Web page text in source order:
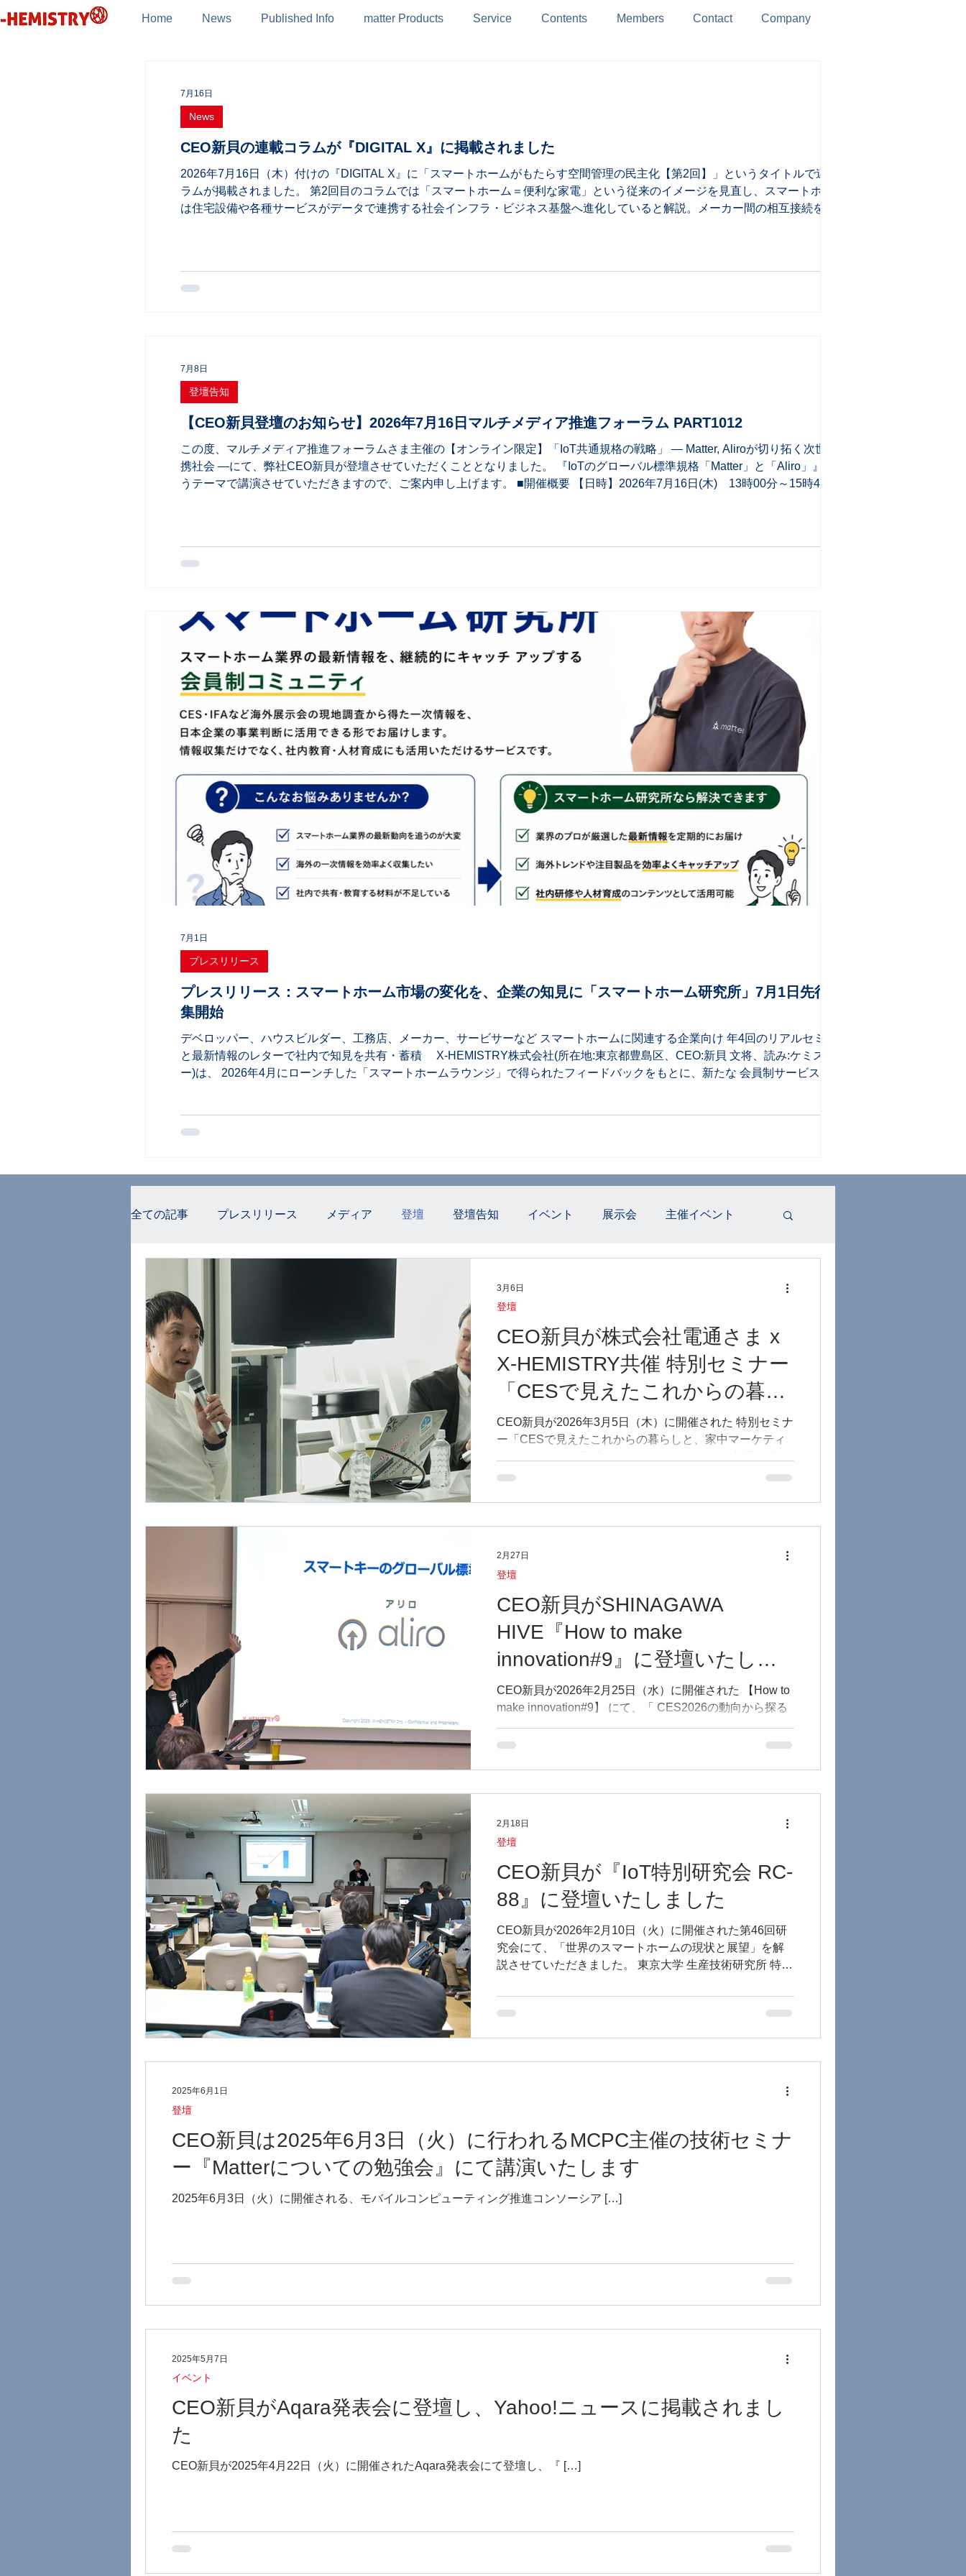
Home News Published Info matter Products Service Contents Members Contact Company
CEO新貝の連載コラムが『DIGITAL X』に掲載されました
2026年7月16日（木）付けの『DIGITAL X』に「スマートホームがもたらす空間管理の民主化【第2回】」というタイトルで連載コ
ラムが掲載されました。 第2回目のコラムでは「スマートホーム＝便利な家電」という従来のイメージを見直し、スマートホーム
は住宅設備や各種サービスがデータで連携する社会インフラ・ビジネス基盤へ進化していると解説。メーカー間の相互接続を可能
https://dcross.impress.co.jp/docs/column/column20260527/004718.html 弊社はスマートホーム業界
News
7月16日
【CEO新貝登壇のお知らせ】2026年7月16日マルチメディア推進フォーラム PART1012
この度、マルチメディア推進フォーラムさま主催の【オンライン限定】「IoT共通規格の戦略」 ― Matter, Aliroが切り拓く次世代連
携社会 ―にて、弊社CEO新貝が登壇させていただくこととなりました。 『IoTのグローバル標準規格「Matter」と「Aliro」』とい
うテーマで講演させていただきますので、ご案内申し上げます。 ■開催概要 【日時】2026年7月16日(木) 13時00分～15時45分
登壇告知
7月8日
プレスリリース：スマートホーム市場の変化を、企業の知見に「スマートホーム研究所」7月1日先行募
集開始
デベロッパー、ハウスビルダー、工務店、メーカー、サービサーなど スマートホームに関連する企業向け 年4回のリアルセミナー
と最新情報のレターで社内で知見を共有・蓄積 X-HEMISTRY株式会社(所在地:東京都豊島区、CEO:新貝 文将、読み:ケミストリ
ー)は、 2026年4月にローンチした「スマートホームラウンジ」で得られたフィードバックをもとに、新たな 会員制サービス「スマ
プレスリリース
7月1日
全ての記事 プレスリリース メディア 登壇 登壇告知 イベント 展示会 主催イベント
社員インタビュー
グルメ部 スマートホームのある生活 スマートホーム企業
スマートホーム市場分析 スマート家電 スマステ 主催イベント 大型アップデート
新製品発表まとめ 未分類 出展 スマートホームBASE News スマートホームラウンジ
CEO新貝が株式会社電通さま x
X-HEMISTRY共催 特別セミナー
「CESで見えたこれからの暮ら
しと、家中マーケティングの未
来」で登壇いたしました
CEO新貝が2026年3月5日（木）に開催された 特別セミナ
ー「CESで見えたこれからの暮らしと、家中マーケティ
の中で、CES2026のトレンドとして、テレビが単なる表
大している点について解説。また、生成AIの進展により
話型エージェントなど新たな生活インターフェースが登
場していることを紹介しました。 ロンジェビティ志向や
アンビエントセンシングの進展により生活データの取得
が進み、購入後の行動可視化によってマーケティングの
あり方が変化していく可能性についても言及し、電通が
取り組んでいる「HAUS UPDATA」に取り組んでいる前
川氏と将来の消費行動データの利活用について解説しま
講演、スマートホーム事業の新規立ち上げへの伴走、マ
ーケティング支援などを行っております。 ぜひお気軽に
お問い
登壇
3月6日
CEO新貝がSHINAGAWA
HIVE『How to make
innovation#9』に登壇いたしま
した
CEO新貝が2026年2月25日（水）に開催された 【How to
make innovation#9】 にて、「 CES2026の動向から探る
SHINAGAWA HIVEとは... 新規事業やイノベーションに関
ぶつけてみたい、様々なイノベーションに挑戦してきた
ン創出に挑戦したいが一歩がなかなか踏み出せない人達
まで、様々な人達が集まり、日々交流や議論を起こして
います。 なお、弊社はスマートホーム業界や市場に関す
る研修・講演、スマートホーム事業の新規立ち上げへの
伴走、マーケティング支援などを行っております。 お気
hemistry.com/contact/
登壇
2月27日
CEO新貝が『IoT特別研究会 RC-
88』に登壇いたしました
CEO新貝が2026年2月10日（火）に開催された第46回研
究会にて、「世界のスマートホームの現状と展望」を解
説させていただきました。 東京大学 生産技術研究所 特任
『IoT特別研究会』は、COMMAハウスを活用してプロト
コルフリーのIoT-HUB技術を開発し、社会実装や分散エネ
ケティング支援などを行っております。 お気軽にお問い
登壇
2月18日
CEO新貝は2025年6月3日（火）に行われるMCPC主催の技術セミナ
ー『Matterについての勉強会』にて講演いたします
2025年6月3日（火）に開催される、モバイルコンピューティング推進コンソーシア […]
登壇
2025年6月1日
CEO新貝がAqara発表会に登壇し、Yahoo!ニュースに掲載されまし
た
CEO新貝が2025年4月22日（火）に開催されたAqara発表会にて登壇し、『 […]
イベント
2025年5月7日